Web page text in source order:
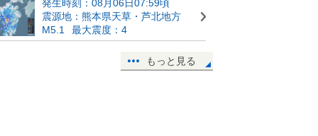
発生時刻：08月06日07:59頃
震源地：熊本県天草・芦北地方
M5.1
最大震度：4
もっと見る